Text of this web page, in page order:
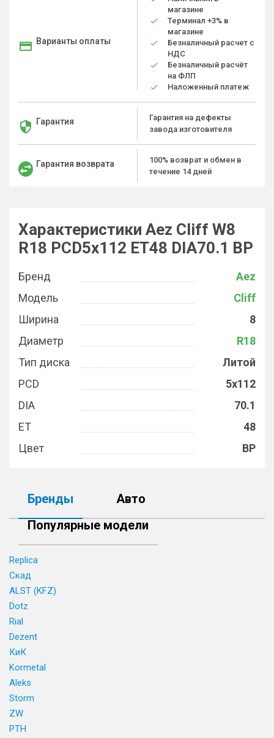
Варианты оплаты
магазине
Терминал +3% в
магазине
Безналичный расчет с
НДС
Безналичный расчёт
на ФЛП
Наложенный платеж
Гарантия
Гарантия на дефекты
завода изготовителя
Гарантия возврата
100% возврат и обмен в
течение 14 дней
Характеристики Aez Cliff W8
R18 PCD5x112 ET48 DIA70.1 BP
Бренд
Aez
Модель
Cliff
Ширина
8
Диаметр
R18
Тип диска
Литой
PCD
5x112
DIA
70.1
ET
48
Цвет
BP
Бренды
Авто
Популярные модели
Replica
Скад
ALST (KFZ)
Dotz
Rial
Dezent
КиК
Kormetal
Aleks
Storm
ZW
PTH